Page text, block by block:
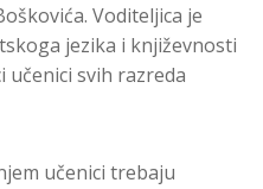
Voditeljica je
jezika i književnosti
učenici svih razreda
učenici trebaju